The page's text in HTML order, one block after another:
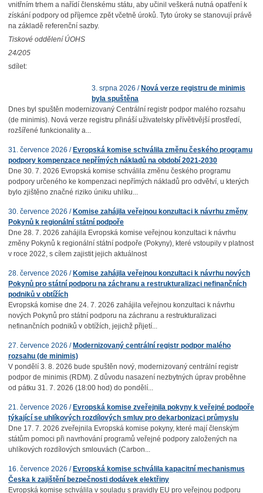
vnitřním trhem a nařídí členskému státu, aby učinil veškerá nutná opatření k
získání podpory od příjemce zpět včetně úroků. Tyto úroky se stanovují právě
na základě referenční sazby.
Tiskové oddělení ÚOHS
24/205
sdílet:
3. srpna 2026 / Nová verze registru de minimis
byla spuštěna
Dnes byl spuštěn modernizovaný Centrální registr podpor malého rozsahu
(de minimis). Nová verze registru přináší uživatelsky přívětivější prostředí,
rozšířené funkcionality a...
31. července 2026 / Evropská komise schválila změnu českého programu
podpory kompenzace nepřímých nákladů na období 2021-2030
Dne 30. 7. 2026 Evropská komise schválila změnu českého programu
podpory určeného ke kompenzaci nepřímých nákladů pro odvětví, u kterých
bylo zjištěno značné riziko úniku uhlíku...
30. července 2026 / Komise zahájila veřejnou konzultaci k návrhu změny
Pokynů k regionální státní podpoře
Dne 28. 7. 2026 zahájila Evropská komise veřejnou konzultaci k návrhu
změny Pokynů k regionální státní podpoře (Pokyny), které vstoupily v platnost
v roce 2022, s cílem zajistit jejich aktuálnost
28. července 2026 / Komise zahájila veřejnou konzultaci k návrhu nových
Pokynů pro státní podporu na záchranu a restrukturalizaci nefinančních
podniků v obtížích
Evropská komise dne 24. 7. 2026 zahájila veřejnou konzultaci k návrhu
nových Pokynů pro státní podporu na záchranu a restrukturalizaci
nefinančních podniků v obtížích, jejichž přijetí...
27. července 2026 / Modernizovaný centrální registr podpor malého
rozsahu (de minimis)
V pondělí 3. 8. 2026 bude spuštěn nový, modernizovaný centrální registr
podpor de minimis (RDM). Z důvodu nasazení nezbytných úprav proběhne
od pátku 31. 7. 2026 (18:00 hod) do pondělí...
21. července 2026 / Evropská komise zveřejnila pokyny k veřejné podpoře
týkající se uhlíkových rozdílových smluv pro dekarbonizaci průmyslu
Dne 17. 7. 2026 zveřejnila Evropská komise pokyny, které mají členským
státům pomoci při navrhování programů veřejné podpory založených na
uhlíkových rozdílových smlouvách (Carbon...
16. července 2026 / Evropská komise schválila kapacitní mechanismus
Česka k zajištění bezpečnosti dodávek elektřiny
Evropská komise schválila v souladu s pravidly EU pro veřejnou podporu